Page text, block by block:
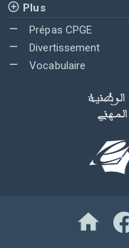
Plus
Prépas CPGE
Divertissement
Vocabulaire